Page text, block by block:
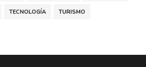
TECNOLOGÍA TURISMO